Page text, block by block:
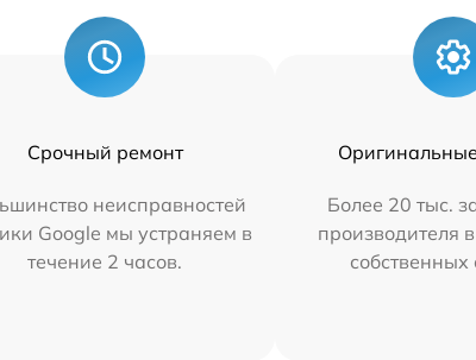
Срочный ремонт
неисправностей
Google мы устраняем в
течение 2 часов.
Более 20 тыс.
производителя
собственных